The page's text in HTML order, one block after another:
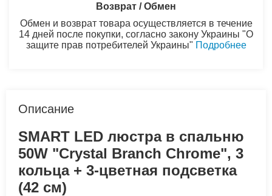
Возврат / Обмен
Обмен и возврат товара осуществляется в течение
14 дней после покупки, согласно закону Украины "О
защите прав потребителей Украины" Подробнее
Описание
SMART LED люстра в спальню
50W "Crystal Branch Chrome", 3
кольца + 3-цветная подсветка
(42 см)